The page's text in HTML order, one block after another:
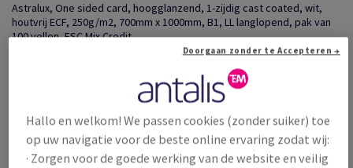
Astralux, One sided card, hoogglanzend, 1-zijdig cast coated, wit,
houtvrij ECF, 250g/m2, 700mm x 1000mm, B1, LL langlopend, pak van
100 vellen, FSC Mix Credit
Delen via e-mail
/ 1 000 Vel
(175 kg )
Hallo en welkom! We passen cookies (zonder suiker) toe
op uw navigatie voor de beste online ervaring zodat wij:
· Zorgen voor de goede werking van de website en veilig
Doorgaan zonder te Accepteren →